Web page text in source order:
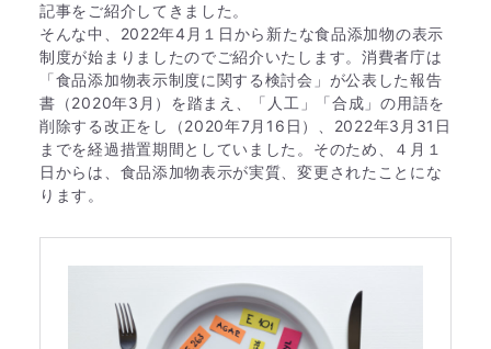
記事をご紹介してきました。
そんな中、2022年4月１日から新たな食品添加物の表示
制度が始まりましたのでご紹介いたします。消費者庁は
「食品添加物表示制度に関する検討会」が公表した報告
書（2020年3月）を踏まえ、「人工」「合成」の用語を
削除する改正をし（2020年7月16日）、2022年3月31日
までを経過措置期間としていました。そのため、４月１
日からは、食品添加物表示が実質、変更されたことにな
ります。